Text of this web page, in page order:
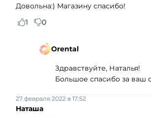
Довольна:) Магазину спасибо!
1
0
Orental
Здравствуйте, Наталья!
Большое спасибо за ваш
Наташа
27 февраля 2022 в 17:52